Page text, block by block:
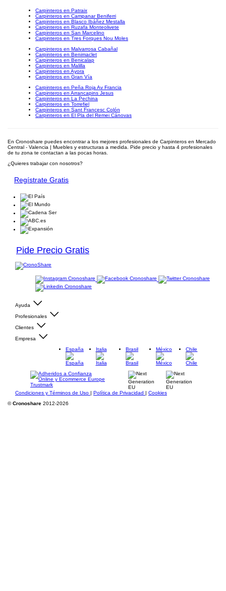
Carpinteros en Patraix
Carpinteros en Campanar Beniferri
Carpinteros en Blasco Ibáñez Mestalla
Carpinteros en Ruzafa Monteolivete
Carpinteros en San Marcelino
Carpinteros en Tres Forques Nou Moles
Carpinteros en Malvarrosa Cabañal
Carpinteros en Benimaclet
Carpinteros en Benicalap
Carpinteros en Malilla
Carpinteros en Ayora
Carpinteros en Gran Vía
Carpinteros en Peña Roja Av Francia
Carpinteros en Arrancapins Jesus
Carpinteros en La Pechina
Carpinteros en Torrefiel
Carpinteros en Sant Francesc Colón
Carpinteros en El Pla del Remei Cánovas
En Cronoshare puedes encontrar a los mejores profesionales de Carpinteros en Mercado
Central - Valencia | Muebles y estructuras a medida. Pide precio y hasta 4 profesionales
de tu zona te contactan a las pocas horas.
¿Quieres trabajar con nosotros?
Regístrate Gratis
Pide Precio Gratis
Ayuda
Profesionales
Clientes
Empresa
España
Italia Brasil México Chile
Condiciones y Términos de Uso | Política de Privacidad | Cookies
©Cronoshare 2012-2026